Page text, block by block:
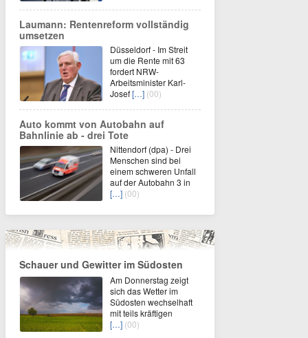
Laumann: Rentenreform vollständig
umsetzen
Düsseldorf - Im Streit
um die Rente mit 63
fordert NRW-
Arbeitsminister Karl-
Josef[…] (00)
Auto kommt von Autobahn auf
Bahnlinie ab - drei Tote
Nittendorf (dpa) - Drei
Menschen sind bei
einem schweren Unfall
auf der Autobahn 3 in
[…] (00)
Schauer und Gewitter im Südosten
Am Donnerstag zeigt
sich das Wetter im
Südosten wechselhaft
mit teils kräftigen
[…] (00)